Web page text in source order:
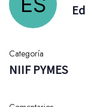
Categoría
NIIF PYMES